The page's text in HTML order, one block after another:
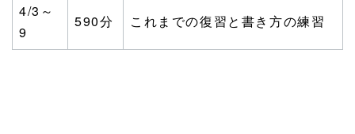
4/3～
9
590分 これまでの復習と書き方の練習